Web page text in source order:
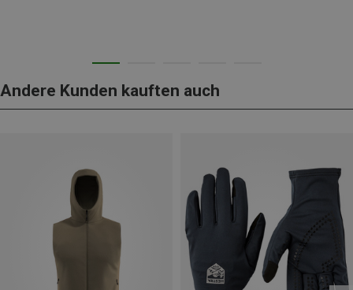
Andere Kunden kauften auch